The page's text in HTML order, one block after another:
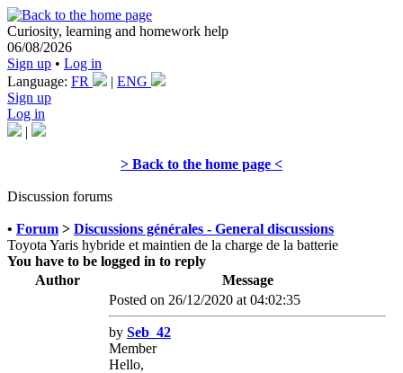
Curiosity, learning and homework help
06/08/2026
Sign up • Log in
Language: FR | ENG
Sign up
Log in
|
> Back to the home page <
Discussion forums
• Forum > Discussions générales - General discussions
Toyota Yaris hybride et maintien de la charge de la batterie
You have to be logged in to reply
Author
Message
Posted on 26/12/2020 at 04:02:35
by Seb_42
Member
Hello,